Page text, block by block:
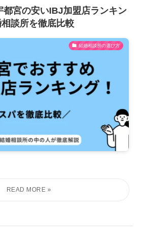
都宮の安いIBJ加盟店ランキン
談所を徹底比較
結婚相談所の選び方